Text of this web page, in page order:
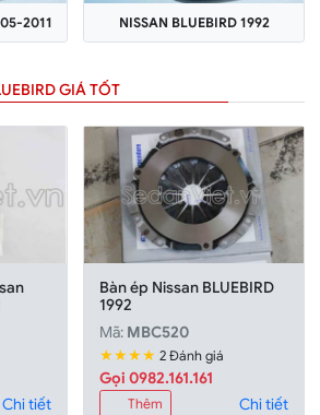
2011 NISSAN BLUEBIRD 1992
GIÁ TỐT
Chi tiết
Bàn ép Nissan BLUEBIRD
1992
Mã: MBC520
★★★★ 2 Đánh giá
Gọi 0982.161.161
Thêm Chi tiết